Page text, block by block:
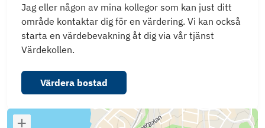
Jag eller någon av mina kollegor som kan just ditt
område kontaktar dig för en värdering. Vi kan också
starta en värdebevakning åt dig via vår tjänst
Värdekollen.
Värdera bostad